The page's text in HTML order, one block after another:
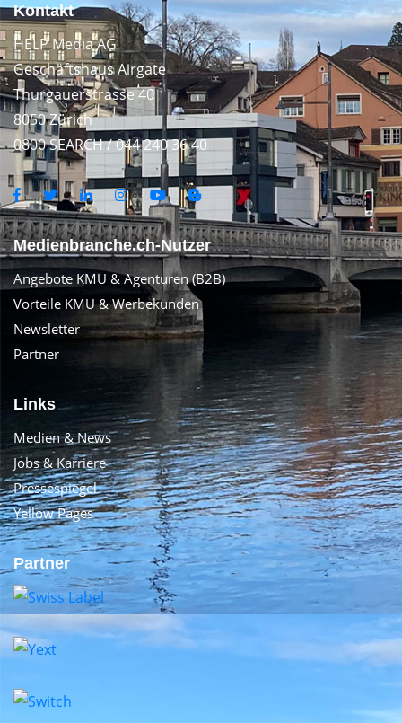
Kontakt
HELP Media AG
Geschäftshaus Airgate
Thurgauerstrasse 40
8050 Zürich
0800 SEARCH / 044 240 36 40
Medienbranche.ch-Nutzer
Angebote KMU & Agenturen (B2B)
Vorteile KMU & Werbekunden
Newsletter
Partner
Links
Medien & News
Jobs & Karriere
Pressespiegel
Yellow Pages
Partner